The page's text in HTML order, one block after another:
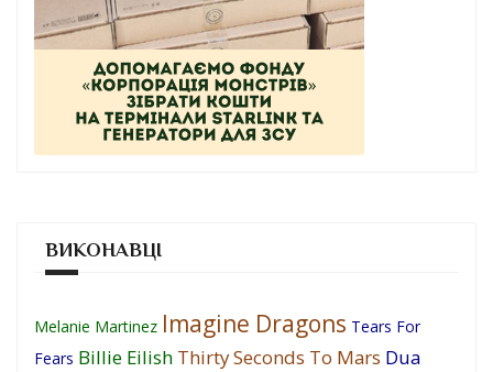
ВИКОНАВЦІ
Melanie Martinez Imagine Dragons Tears For
Fears Billie Eilish Thirty Seconds To Mars Dua